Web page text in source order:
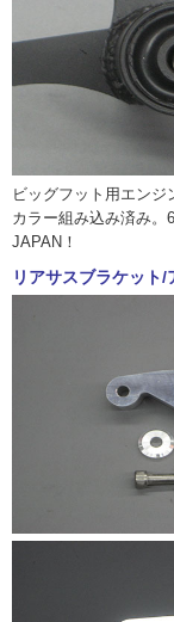
ビッグフット用エン
カラー組み込み済み。
JAPAN！
リアサスブラケット/